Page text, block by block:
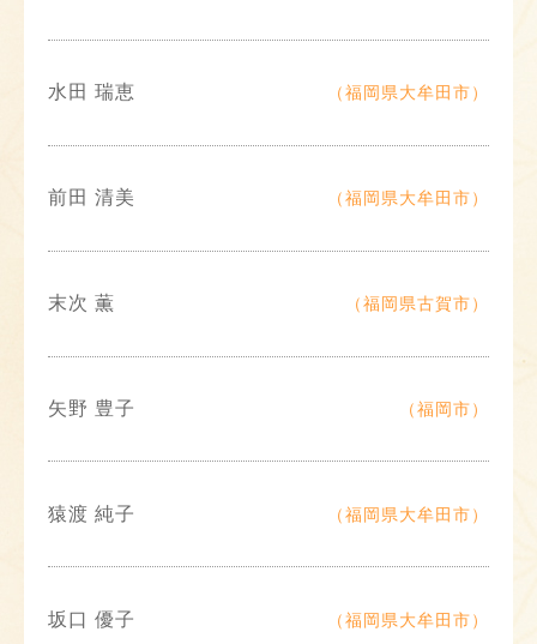
水田 瑞恵 （福岡県大牟田市）
前田 清美 （福岡県大牟田市）
末次 薫 （福岡県古賀市）
矢野 豊子 （福岡市）
猿渡 純子 （福岡県大牟田市）
坂口 優子 （福岡県大牟田市）